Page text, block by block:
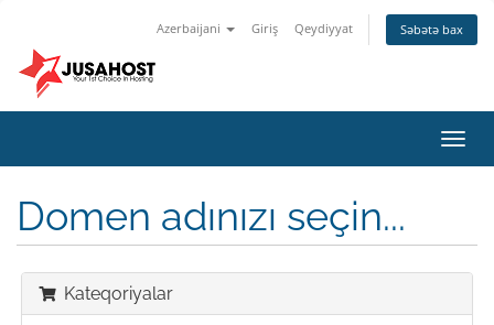
Azerbaijani Giriş Qeydiyyat Səbətə bax
keçid
Domen adınızı seçin...
Kateqoriyalar